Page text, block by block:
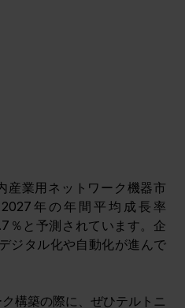
産業用ネットワーク機器市
年の年間平均成長率
％と予測されています。企
ジタル化や自動化が進んで
構築の際に、ぜひテルトニ